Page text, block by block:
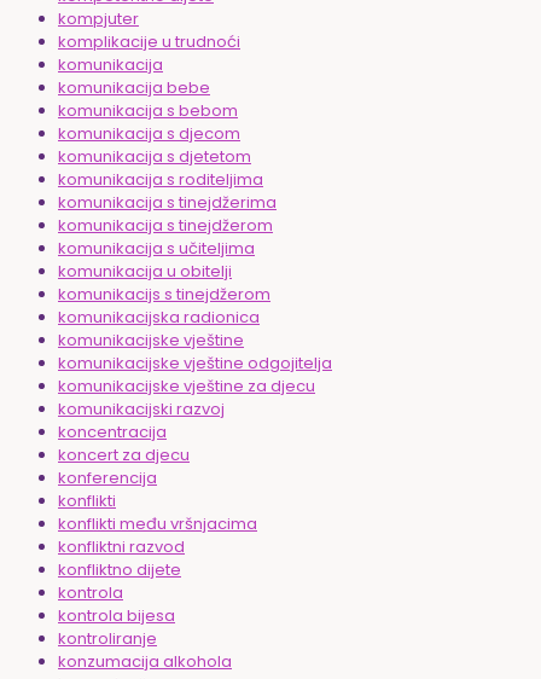
kompjuter
komplikacije u trudnoći
komunikacija
komunikacija bebe
komunikacija s bebom
komunikacija s djecom
komunikacija s djetetom
komunikacija s roditeljima
komunikacija s tinejdžerima
komunikacija s tinejdžerom
komunikacija s učiteljima
komunikacija u obitelji
komunikacijs s tinejdžerom
komunikacijska radionica
komunikacijske vještine
komunikacijske vještine odgojitelja
komunikacijske vještine za djecu
komunikacijski razvoj
koncentracija
koncert za djecu
konferencija
konflikti
konflikti među vršnjacima
konfliktni razvod
konfliktno dijete
kontrola
kontrola bijesa
kontroliranje
konzumacija alkohola